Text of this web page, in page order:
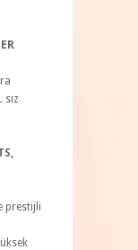
prestijli